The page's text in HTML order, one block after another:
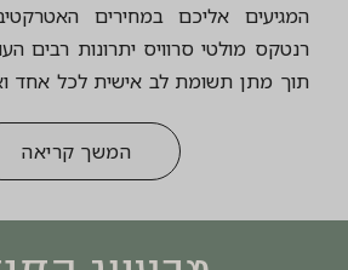
המגיעים אליכם במחירים
רנטקס מולטי סרוויס יתרונות רבים
תוך מתן תשומת לב אישית לכל אחד
המשך קריאה